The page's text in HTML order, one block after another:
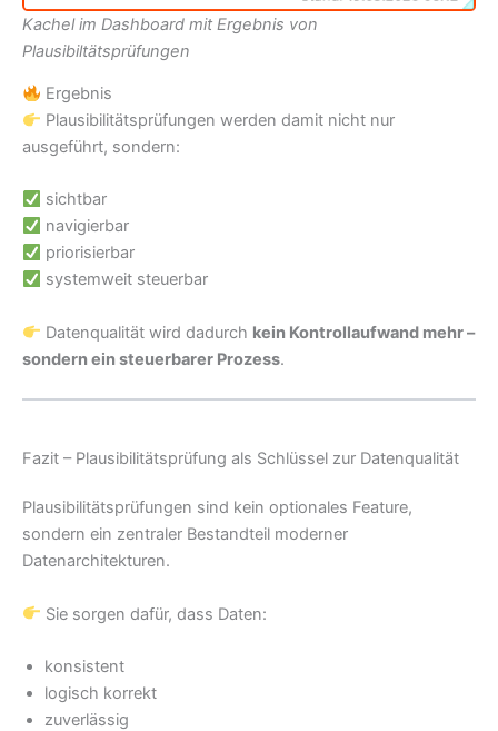
Kachel im Dashboard mit Ergebnis von
Plausibiltätsprüfungen
Ergebnis
Plausibilitätsprüfungen werden damit nicht nur
ausgeführt, sondern:
sichtbar
navigierbar
priorisierbar
systemweit steuerbar
Datenqualität wird dadurch kein Kontrollaufwand mehr –
sondern ein steuerbarer Prozess.
Fazit – Plausibilitätsprüfung als Schlüssel zur Datenqualität
Plausibilitätsprüfungen sind kein optionales Feature,
sondern ein zentraler Bestandteil moderner
Datenarchitekturen.
Sie sorgen dafür, dass Daten:
konsistent
logisch korrekt
zuverlässig